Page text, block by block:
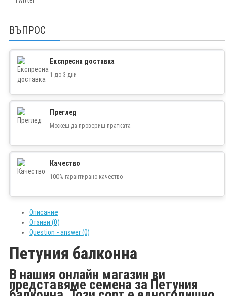
ВЪПРОС
Експресна доставка
1 до 3 дни
Преглед
Можеш да провериш пратката
Качество
100% гарантирано качество
Описание
Отзиви (0)
Question - answer (0)
Петуния балконна
В нашия онлайн магазин ви
представяме семена за Петуния